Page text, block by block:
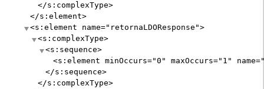
</s:complexType>
</s:element>
<s:element
name=" retornaLDOResponse ">
<s:complexType>
<s:sequence>
<s:element minOccurs="0 " maxOccurs=" 1 " name
</s:sequence>
</s:complexType>